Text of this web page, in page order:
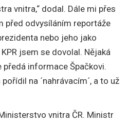
vnitra,“ dodal. Dále mi přes
před odvysíláním reportáže
nebo jeho jako
jsem se dovolal. Nějaká
předá informace Špačkovi.
na ´nahrávacím´, a to už
vnitra ČR. Ministr